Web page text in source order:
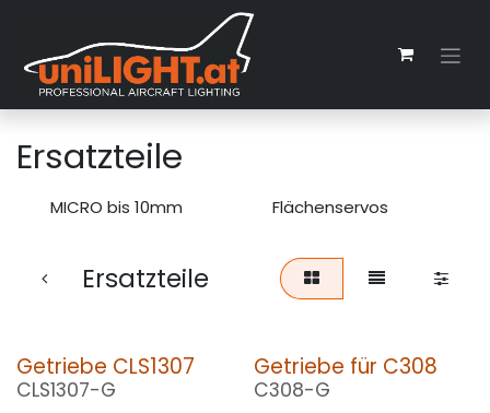
Ersatzteile
MICRO bis 10mm Flächenservos
Ersatzteile
Getriebe CLS1307
CLS1307-G
Getriebe für C308
C308-G